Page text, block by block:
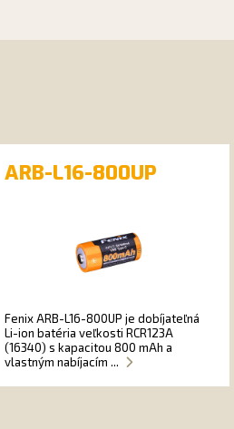
ARB-L16-800UP
Fenix ARB-L16-800UP je dobíjateľná
Li-ion batéria veľkosti RCR123A
(16340) s kapacitou 800 mAh a
vlastným nabíjacím ...